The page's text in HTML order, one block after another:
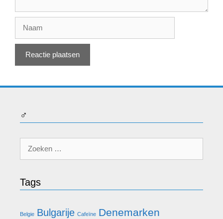
♂
Tags
Belgie Bulgarije Cafeïne Denemarken